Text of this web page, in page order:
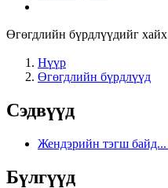
Өгөгдлийн бүрдлүүдийг хайх
Нүүр
Өгөгдлийн бүрдлүүд
Сэдвүүд
Жендэрийн тэгш байд...
Бүлгүүд